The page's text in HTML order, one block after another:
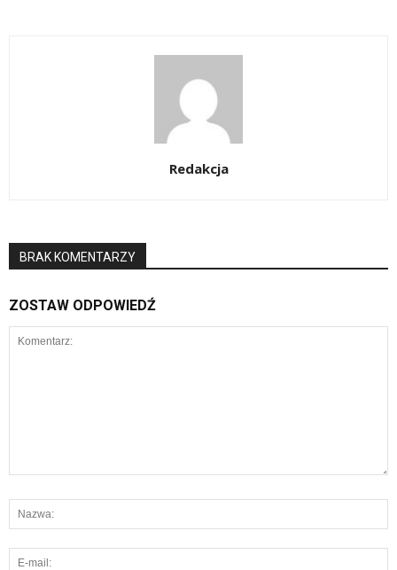
Redakcja
BRAK KOMENTARZY
ZOSTAW ODPOWIEDŹ